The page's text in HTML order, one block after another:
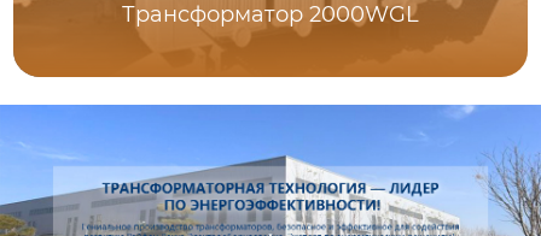
Трансформатор 2000WGL